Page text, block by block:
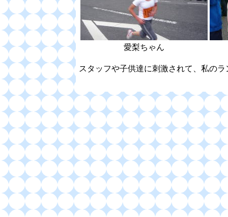
愛梨ちゃん
スタッフや子供達に刺激されて、私の